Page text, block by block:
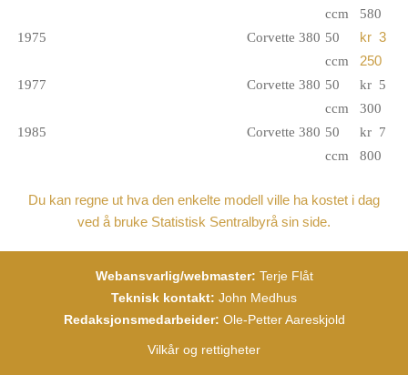
ccm
580
1975
Corvette 380 50
ccm
kr 3
250
1977
Corvette 380 50
ccm
kr 5
300
1985
Corvette 380 50
ccm
kr 7
800
Du kan regne ut hva den enkelte modell ville ha kostet i dag
ved å bruke Statistisk Sentralbyrå sin side.
Webansvarlig/webmaster: Terje Flåt
Teknisk kontakt: John Medhus
Redaksjonsmedarbeider: Ole-Petter Aareskjold
Vilkår og rettigheter